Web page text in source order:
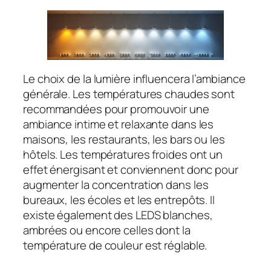
Le choix de la lumière influencera l’ambiance
générale. Les températures chaudes sont
recommandées pour promouvoir une
ambiance intime et relaxante dans les
maisons, les restaurants, les bars ou les
hôtels. Les températures froides ont un
effet énergisant et conviennent donc pour
augmenter la concentration dans les
bureaux, les écoles et les entrepôts. Il
existe également des LEDS blanches,
ambrées ou encore celles dont la
température de couleur est réglable.